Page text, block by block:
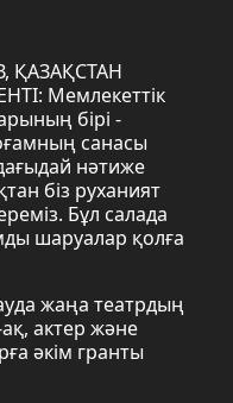
ҚАЗАҚСТАН
Мемлекеттік
бірі -
санасы
нәтиже
біз руханият
Бұл салада
шаруалар қолға
жаңа театрдың
актер және
әкім гранты